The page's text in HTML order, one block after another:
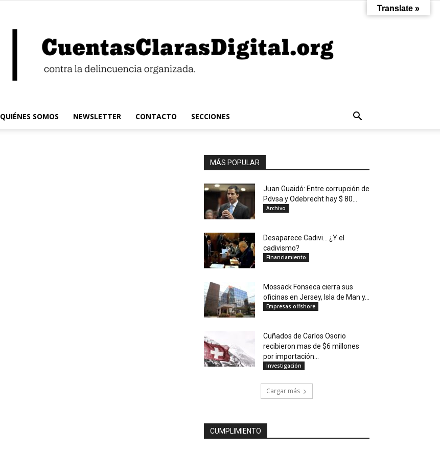
QUIÉNES SOMOS NEWSLETTER CONTACTO SECCIONES
MÁS POPULAR
Juan Guaidó: Entre corrupción de
Pdvsa y Odebrecht hay $ 80...
Archivo
Desaparece Cadivi… ¿Y el
cadivismo?
Financiamiento
Mossack Fonseca cierra sus
oficinas en Jersey, Isla de Man y...
Empresas offshore
Cuñados de Carlos Osorio
recibieron mas de $6 millones
por importación...
Investigación
Cargar más
CUMPLIMIENTO
Translate »